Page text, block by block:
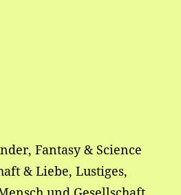
Fantasy & Science
& Liebe, Lustiges,